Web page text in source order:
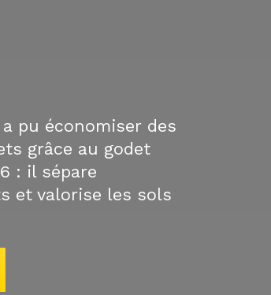
pu économiser des
grâce au godet
: il sépare
et valorise les sols